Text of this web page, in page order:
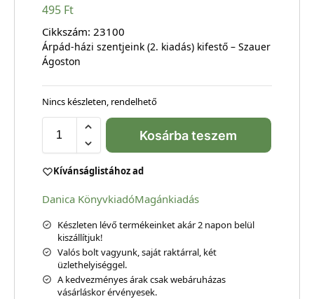
495 Ft
Cikkszám: 23100
Árpád-házi szentjeink (2. kiadás) kifestő – Szauer
Ágoston
Nincs készleten, rendelhető
Kosárba teszem
Kívánságlistához ad
Danica KönyvkiadóMagánkiadás
Készleten lévő termékeinket akár 2 napon belül
kiszállítjuk!
Valós bolt vagyunk, saját raktárral, két
üzlethelyiséggel.
A kedvezményes árak csak webáruházas
vásárláskor érvényesek.